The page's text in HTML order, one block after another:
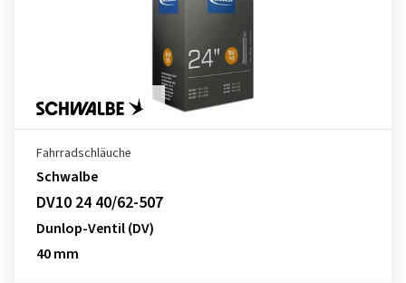
Fahrradschläuche
Schwalbe
DV10 24 40/62-507
Dunlop-Ventil (DV)
40 mm